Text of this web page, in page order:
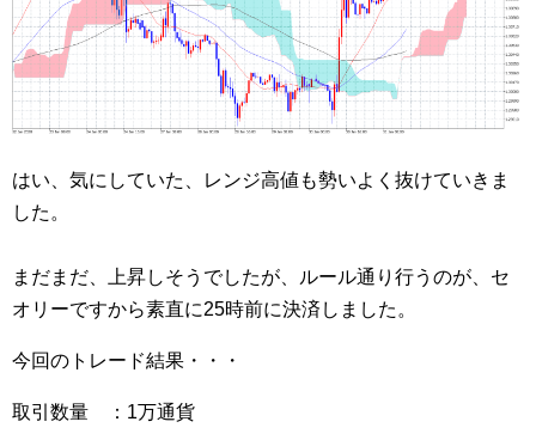
はい、気にしていた、レンジ高値も勢いよく抜けていきま
した。
まだまだ、上昇しそうでしたが、ルール通り行うのが、セ
オリーですから素直に25時前に決済しました。
今回のトレード結果・・・
取引数量 ：1万通貨